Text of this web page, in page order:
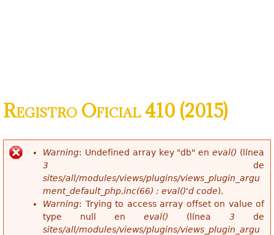
Registro Oficial 410 (2015)
Mensaje de error
Warning: Undefined array key "db" eneval() (línea
3 de
sites/all/modules/views/plugins/views_plugin_argu
ment_default_php.inc(66) : eval()'d code).
Warning: Trying to access array offset on value of
type null en eval() (línea 3 de
sites/all/modules/views/plugins/views_plugin_argu